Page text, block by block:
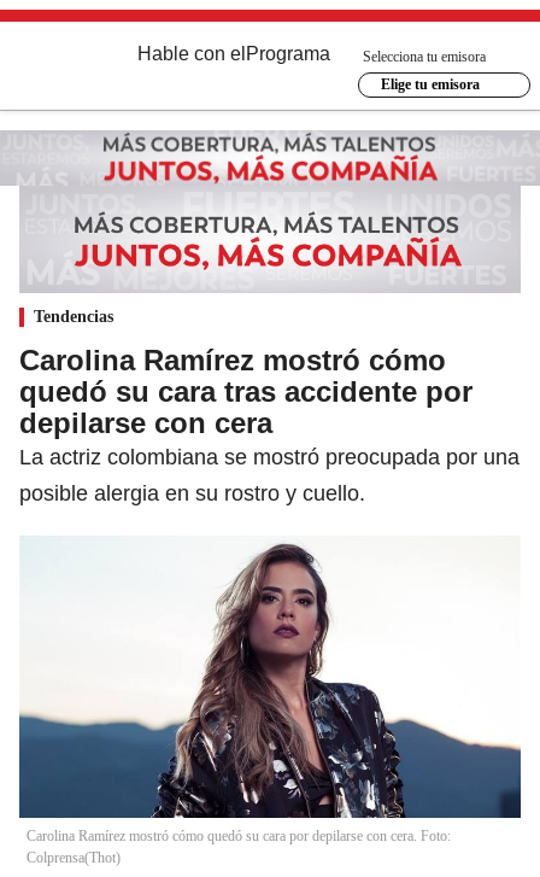
Hable con el Programa
Selecciona tu emisora
Elige tu emisora
Tendencias
Carolina Ramírez mostró cómo
quedó su cara tras accidente por
depilarse con cera
La actriz colombiana se mostró preocupada por una
posible alergia en su rostro y cuello.
Carolina Ramírez mostró cómo quedó su cara por depilarse con cera. Foto:
Colprensa(Thot)